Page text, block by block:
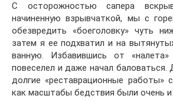
С осторожностью сапера
начиненную взрывчаткой, мы с
обезвредить «боеголовку» чуть
затем я ее подхватил и на
ванную. Избавившись от
повеселел и даже начал баловаться.
долгие «реставрационные работы»
как масштабы бедствия были очень и